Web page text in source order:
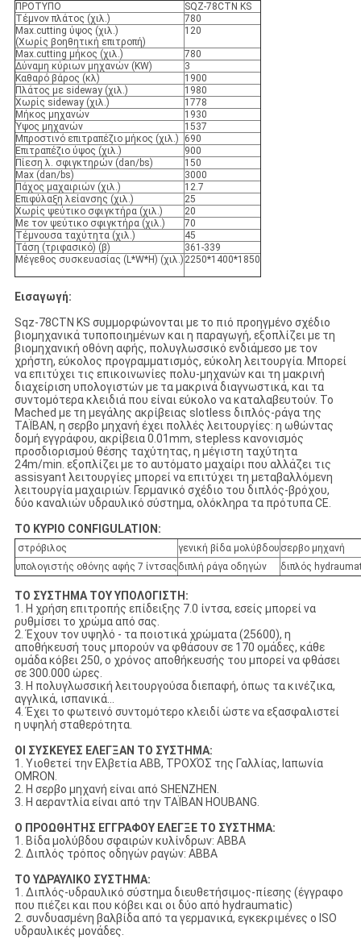
ΠΡΟΤΥΠΟ
SQZ-78CTN KS
Τέμνον πλάτος (χιλ.)
780
Max.cutting ύψος (χιλ.)
(Χωρίς βοηθητική επιτροπή)
120
Max.cutting μήκος (χιλ.)
780
Δύναμη κύριων μηχανών (KW)
3
Καθαρό βάρος (κλ)
1900
Πλάτος με sideway (χιλ.)
1980
Χωρίς sideway (χιλ.)
1778
Μήκος μηχανών
1930
Ύψος μηχανών
1537
Μπροστινό επιτραπέζιο μήκος (χιλ.)
690
Επιτραπέζιο ύψος (χιλ.)
900
Πίεση λ. σφιγκτηρών (dan/bs)
150
Max (dan/bs)
3000
Πάχος μαχαιριών (χιλ.)
12.7
Επιφύλαξη λείανσης (χιλ.)
25
Χωρίς ψεύτικο σφιγκτήρα (χιλ.)
20
Με τον ψεύτικο σφιγκτήρα (χιλ.)
70
Τέμνουσα ταχύτητα (χιλ.)
45
Τάση (τριφασικό) (β)
361-339
Μέγεθος συσκευασίας (L*W*H) (χιλ.) 2250*1400*1850
Εισαγωγή:
Sqz-78CTN KS συμμορφώνονται με το πιό προηγμένο σχέδιο
βιομηχανικά τυποποιημένων και η παραγωγή, εξοπλίζει με τη
βιομηχανική οθόνη αφής, πολυγλωσσικό ενδιάμεσο με τον
χρήστη, εύκολος προγραμματισμός, εύκολη λειτουργία. Μπορεί
να επιτύχει τις επικοινωνίες πολυ-μηχανών και τη μακρινή
διαχείριση υπολογιστών με τα μακρινά διαγνωστικά, και τα
συντομότερα κλειδιά που είναι εύκολο να καταλαβευτούν. Το
Mached με τη μεγάλης ακρίβειας slotless διπλός-ράγα της
ΤΑΪΒΑΝ, η σερβο μηχανή έχει πολλές λειτουργίες: η ωθώντας
δομή εγγράφου, ακρίβεια 0.01mm, stepless κανονισμός
προσδιορισμού θέσης ταχύτητας, η μέγιστη ταχύτητα
24m/min. εξοπλίζει με το αυτόματο μαχαίρι που αλλάζει τις
assisyant λειτουργίες μπορεί να επιτύχει τη μεταβαλλόμενη
λειτουργία μαχαιριών. Γερμανικό σχέδιο του διπλός-βρόχου,
δύο καναλιών υδραυλικό σύστημα, ολόκληρα τα πρότυπα CE.
ΤΟ ΚΥΡΙΟ CONFIGULATION:
στρόβιλος γενική βίδα μολύβδου σερβο μηχανή
υπολογιστής οθόνης αφής 7 ίντσας διπλή ράγα οδηγών διπλός
ΤΟ ΣΥΣΤΗΜΑ ΤΟΥ ΥΠΟΛΟΓΙΣΤΗ:
1. Η χρήση επιτροπής επίδειξης 7.0 ίντσα, εσείς μπορεί να
ρυθμίσει το χρώμα από σας.
2. Έχουν τον υψηλό - τα ποιοτικά χρώματα (25600), η
αποθήκευσή τους μπορούν να φθάσουν σε 170 ομάδες, κάθε
ομάδα κόβει 250, ο χρόνος αποθήκευσής του μπορεί να φθάσει
σε 300.000 ώρες.
3. Η πολυγλωσσική λειτουργούσα διεπαφή, όπως τα κινέζικα,
αγγλικά, ισπανικά…
4. Έχει το φωτεινό συντομότερο κλειδί ώστε να εξασφαλιστεί
η υψηλή σταθερότητα.
ΟΙ ΣΥΣΚΕΥΕΣ ΕΛΕΓΞΑΝ ΤΟ ΣΥΣΤΗΜΑ:
1. Υιοθετεί την Ελβετία ABB, ΤΡΟΧΌΣ της Γαλλίας, Ιαπωνία
OMRON.
2. Η σερβο μηχανή είναι από SHENZHEN.
3. Η αεραντλία είναι από την ΤΑΪΒΑΝ HOUBANG.
Ο ΠΡΟΩΘΗΤΗΣ ΕΓΓΡΑΦΟΥ ΕΛΕΓΞΕ ΤΟ ΣΥΣΤΗΜΑ:
1. Βίδα μολύβδου σφαιρών κυλίνδρων: ABBA
2. Διπλός τρόπος οδηγών ραγών: ABBA
ΤΟ ΥΔΡΑΥΛΙΚΟ ΣΥΣΤΗΜΑ:
1. Διπλός-υδραυλικό σύστημα διευθετήσιμος-πίεσης (έγγραφο
που πιέζει και που κόβει και οι δύο από hydraumatic)
2. συνδυασμένη βαλβίδα από τα γερμανικά, εγκεκριμένες ο ISO
υδραυλικές μονάδες.